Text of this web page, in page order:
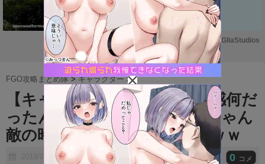
M
u
t
e
Powered by GliaStudios
FGO攻略まとめ隊 >キャラクター >
【キャラ】敵の時の強キャラ感何だ
ったんすかパイセン ← ぐっちゃん
敵の時強キャラ感あったか？ｗｗ
2019/04/22 0 コメ